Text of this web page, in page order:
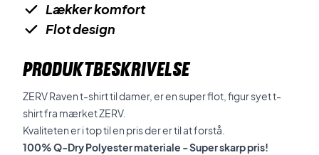
Lækker komfort
Flot design
PRODUKTBESKRIVELSE
ZERV Raven t-shirt til damer, er en super flot, figur syet t-
shirt fra mærket ZERV.
Kvaliteten er i top til en pris der er til at forstå.
100% Q-Dry Polyester materiale - Super skarp pris!